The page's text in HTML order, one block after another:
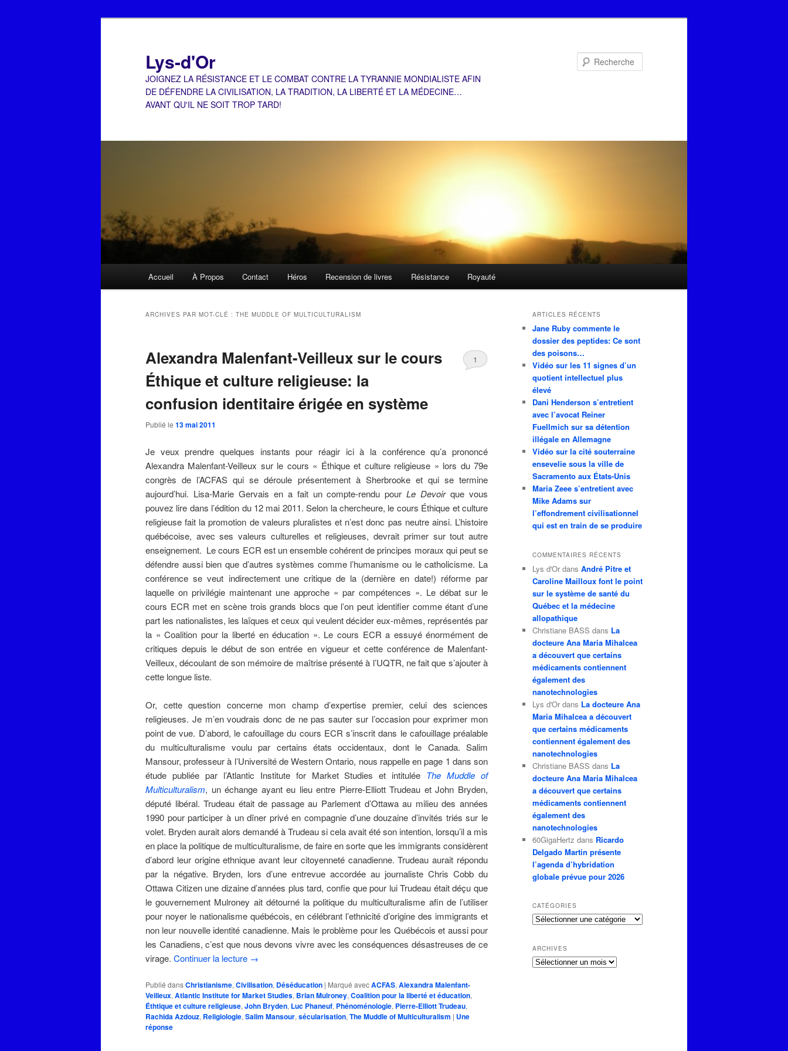
Lys-d'Or
JOIGNEZ LA RÉSISTANCE ET LE COMBAT CONTRE LA TYRANNIE MONDIALISTE AFIN
DE DÉFENDRE LA CIVILISATION, LA TRADITION, LA LIBERTÉ ET LA MÉDECINE…
AVANT QU'IL NE SOIT TROP TARD!
Accueil À Propos Contact Héros Recension de livres Résistance Royauté
ARCHIVES PAR MOT-CLÉ : THE MUDDLE OF MULTICULTURALISM
Alexandra Malenfant-Veilleux sur le cours
Éthique et culture religieuse: la
confusion identitaire érigée en système
Publié le 13 mai 2011
1
Je veux prendre quelques instants pour réagir ici à la conférence qu’a prononcé
Alexandra Malenfant-Veilleux sur le cours « Éthique et culture religieuse » lors du 79e
congrès de l’ACFAS qui se déroule présentement à Sherbrooke et qui se termine
aujourd’hui. Lisa-Marie Gervais en a fait un compte-rendu pourLe Devoirque vous
pouvez lire dans l’édition du 12 mai 2011. Selon la chercheure, le cours Éthique et culture
religieuse fait la promotion de valeurs pluralistes et n’est donc pas neutre ainsi. L’histoire
québécoise, avec ses valeurs culturelles et religieuses, devrait primer sur tout autre
enseignement. Le cours ECR est un ensemble cohérent de principes moraux qui peut se
défendre aussi bien que d’autres systèmes comme l’humanisme ou le catholicisme. La
conférence se veut indirectement une critique de la (dernière en date!) réforme par
laquelle on privilégie maintenant une approche « par compétences ». Le débat sur le
cours ECR met en scène trois grands blocs que l’on peut identifier comme étant d’une
part les nationalistes, les laïques et ceux qui veulent décider eux-mêmes, représentés par
la « Coalition pour la liberté en éducation ». Le cours ECR a essuyé énormément de
critiques depuis le début de son entrée en vigueur et cette conférence de Malenfant-
Veilleux, découlant de son mémoire de maîtrise présenté à l’UQTR, ne fait que s’ajouter à
cette longue liste.
Or, cette question concerne mon champ d’expertise premier, celui des sciences
religieuses. Je m’en voudrais donc de ne pas sauter sur l’occasion pour exprimer mon
point de vue. D’abord, le cafouillage du cours ECR s’inscrit dans le cafouillage préalable
du multiculturalisme voulu par certains états occidentaux, dont le Canada. Salim
Mansour, professeur à l’Université de Western Ontario, nous rappelle en page 1 dans son
étude publiée par l’Atlantic Institute for Market Studies et intitulée The Muddle of
Multiculturalism, un échange ayant eu lieu entre Pierre-Elliott Trudeau et John Bryden,
député libéral. Trudeau était de passage au Parlement d’Ottawa au milieu des années
1990 pour participer à un dîner privé en compagnie d’une douzaine d’invités triés sur le
volet. Bryden aurait alors demandé à Trudeau si cela avait été son intention, lorsqu’il a mis
en place la politique de multiculturalisme, de faire en sorte que les immigrants considèrent
d’abord leur origine ethnique avant leur citoyenneté canadienne. Trudeau aurait répondu
par la négative. Bryden, lors d’une entrevue accordée au journaliste Chris Cobb du
Ottawa Citizen une dizaine d’années plus tard, confie que pour lui Trudeau était déçu que
le gouvernement Mulroney ait détourné la politique du multiculturalisme afin de l’utiliser
pour noyer le nationalisme québécois, en célébrant l’ethnicité d’origine des immigrants et
non leur nouvelle identité canadienne. Mais le problème pour les Québécois et aussi pour
les Canadiens, c’est que nous devons vivre avec les conséquences désastreuses de ce
virage. Continuer la lecture →
Publié dansChristianisme, Civilisation, Déséducation | Marqué avecACFAS, Alexandra Malenfant-
Veilleux, Atlantic Institute for Market Studies, Brian Mulroney, Coalition pour la liberté et éducation,
Éthtique et culture religieuse, John Bryden, Luc Phaneuf, Phénoménologie, Pierre-Elliott Trudeau,
Rachida Azdouz, Religiologie, Salim Mansour, sécularisation, The Muddle of Multiculturalism | Une
réponse
ARTICLES RÉCENTS
Jane Ruby commente le
dossier des peptides: Ce sont
des poisons…
Vidéo sur les 11 signes d’un
quotient intellectuel plus
élevé
Dani Henderson s’entretient
avec l’avocat Reiner
Fuellmich sur sa détention
illégale en Allemagne
Vidéo sur la cité souterraine
ensevelie sous la ville de
Sacramento aux États-Unis
Maria Zeee s’entretient avec
Mike Adams sur
l’effondrement civilisationnel
qui est en train de se produire
COMMENTAIRES RÉCENTS
Lys d'Or dans André Pitre et
Caroline Mailloux font le point
sur le système de santé du
Québec et la médecine
allopathique
Christiane BASS dans La
docteure Ana Maria Mihalcea
a découvert que certains
médicaments contiennent
également des
nanotechnologies
Lys d'Or dans La docteure Ana
Maria Mihalcea a découvert
que certains médicaments
contiennent également des
nanotechnologies
Christiane BASS dans La
docteure Ana Maria Mihalcea
a découvert que certains
médicaments contiennent
également des
nanotechnologies
60GigaHertz dans Ricardo
Delgado Martin présente
l’agenda d’hybridation
globale prévue pour 2026
CATÉGORIES
Catégories
ARCHIVES
Archives